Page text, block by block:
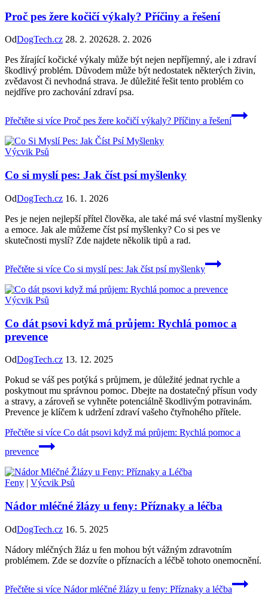
Proč pes žere kočičí výkaly? Příčiny a řešení
OdDogTech.cz 28. 2. 202628. 2. 2026
Pes žírající kočické výkaly může být nejen nepříjemný, ale i zdraví
škodlivý problém. Důvodem může být nedostatek některých živin,
zvědavost či nevhodná strava. Je důležité řešit tento problém co
nejdříve pro zachování zdraví psa.
Přečtěte si více Proč pes žere kočičí výkaly? Příčiny a řešení
Výcvik Psů
Co si myslí pes: Jak číst psí myšlenky
OdDogTech.cz 16. 1. 2026
Pes je nejen nejlepší přítel člověka, ale také má své vlastní myšlenky
a emoce. Jak ale můžeme číst psí myšlenky? Co si pes ve
skutečnosti myslí? Zde najdete několik tipů a rad.
Přečtěte si více Co si myslí pes: Jak číst psí myšlenky
Výcvik Psů
Co dát psovi když má průjem: Rychlá pomoc a
prevence
OdDogTech.cz 13. 12. 2025
Pokud se váš pes potýká s průjmem, je důležité jednat rychle a
poskytnout mu správnou pomoc. Dbejte na dostatečný přísun vody
a stravy, a zároveň se vyhněte potenciálně škodlivým potravinám.
Prevence je klíčem k udržení zdraví vašeho čtyřnohého přítele.
Přečtěte si více Co dát psovi když má průjem: Rychlá pomoc a
prevence
Feny | Výcvik Psů
Nádor mléčné žlázy u feny: Příznaky a léčba
OdDogTech.cz 16. 5. 2025
Nádory mléčných žláz u fen mohou být vážným zdravotním
problémem. Zde se dozvíte o příznacích a léčbě tohoto onemocnění.
Přečtěte si více Nádor mléčné žlázy u feny: Příznaky a léčba